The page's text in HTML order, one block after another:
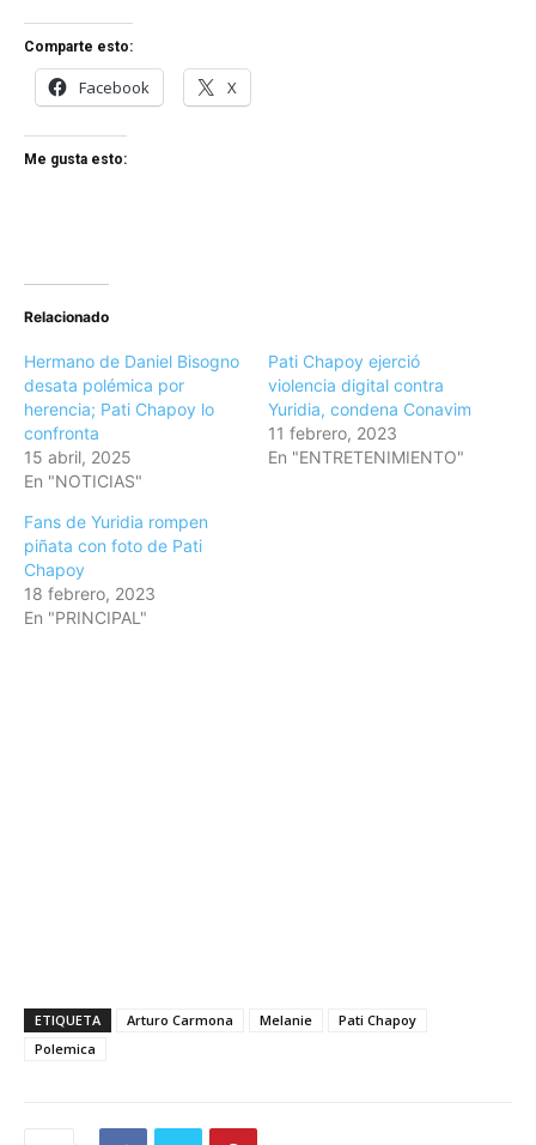
Comparte esto:
Facebook X
Me gusta esto:
Relacionado
Hermano de Daniel Bisogno
desata polémica por
herencia; Pati Chapoy lo
confronta
15 abril, 2025
En "NOTICIAS"
Pati Chapoy ejerció
violencia digital contra
Yuridia, condena Conavim
11 febrero, 2023
En "ENTRETENIMIENTO"
Fans de Yuridia rompen
piñata con foto de Pati
Chapoy
18 febrero, 2023
En "PRINCIPAL"
ETIQUETA Arturo Carmona Melanie
Pati Chapoy
Polemica